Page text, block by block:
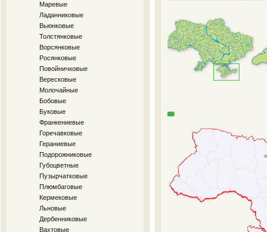
Маревые
Ладанниковые
Вьюнковые
Толстянковые
Ворсянковые
Росянковые
Повойничковые
Вересковые
Молочайные
Бобовые
Буковые
Франкениевые
Горечавковые
Гераниевые
Подорожниковые
Губоцветные
Пузырчатковые
Плюмбаговые
Кермековые
Льновые
Дербенниковые
Вахтовые